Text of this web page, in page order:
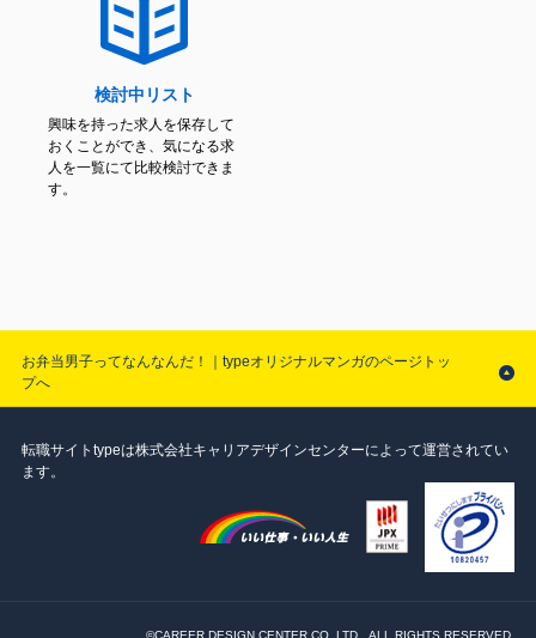
検討中リスト
興味を持った求人を保存して
おくことができ、気になる求
人を一覧にて比較検討できま
す。
お弁当男子ってなんなんだ！｜typeオリジナルマンガのページトッ
プへ
転職サイトtypeは株式会社キャリアデザインセンターによって運営されてい
ます。
©CAREER DESIGN CENTER CO.,LTD. .ALL RIGHTS RESERVED.